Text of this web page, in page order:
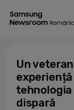
Un
experiență
dispară